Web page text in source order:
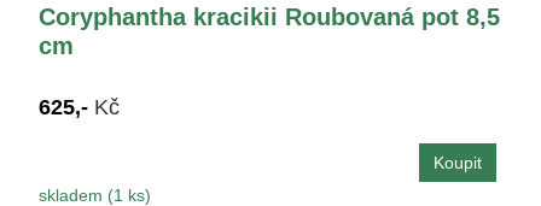
Coryphantha kracikii Roubovaná pot 8,5
cm
625,- Kč
skladem (1 ks)